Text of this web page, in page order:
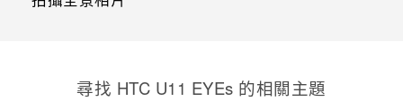
尋找 HTC U11 EYEs 的相關主題